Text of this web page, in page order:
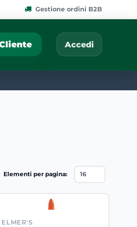
Gestione ordini B2B
Cerca per nome,
Accedi
Elementi per pagina:
ELMER'S